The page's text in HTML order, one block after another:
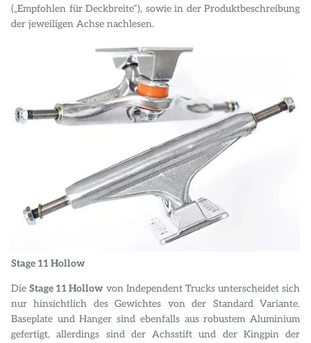
(„Empfohlen für Deckbreite“), sowie in der Produktbeschreibung
der jeweiligen Achse nachlesen.
Stage 11 Hollow
DieStage 11 Hollow von Independent Trucks unterscheidet sich
nur hinsichtlich des Gewichtes von der Standard Variante.
Baseplate und Hanger sind ebenfalls aus robustem Aluminium
gefertigt, allerdings sind der Achsstift und der Kingpin der